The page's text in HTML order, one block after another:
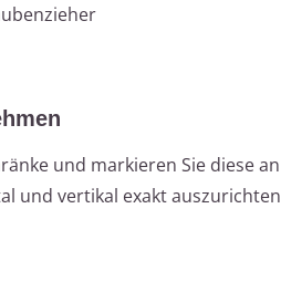
und markieren Sie diese
und vertikal exakt